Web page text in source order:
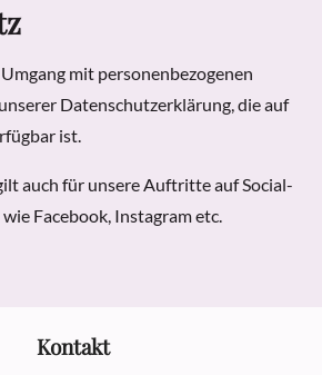
mit personenbezogenen
Datenschutzerklärung, die auf
ist.
auch für unsere Auftritte auf Social-
Facebook, Instagram etc.
Kontakt